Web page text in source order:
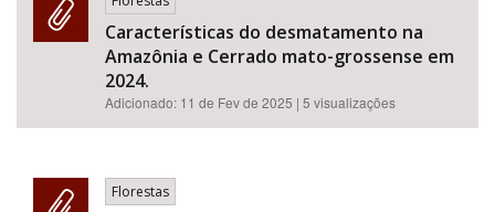
Características do desmatamento na
Amazônia e Cerrado mato-grossense em
2024.
Adicionado: 11 de Fev de 2025 | 5 visualizações
Florestas